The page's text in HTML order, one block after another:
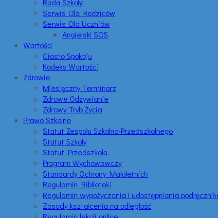
Rada Szkoły
Serwis Dla Rodziców
Serwis Dla Uczniów
Angielski SOS
Wartości
Ciasto Spokoju
Kodeks Wartości
Zdrowie
Miesięczny Terminarz
Zdrowe Odżywianie
Zdrowy Tryb Życia
Prawo Szkolne
Statut Zespołu Szkolno-Przedszkolnego
Statut Szkoły
Statut Przedszkola
Program Wychowawczy
Standardy Ochrony Małoletnich
Regulamin Biblioteki
Regulamin wypożyczania i udostępniania
Zasady kształcenia na odległość